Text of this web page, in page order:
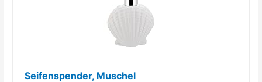
Seifenspender, Muschel